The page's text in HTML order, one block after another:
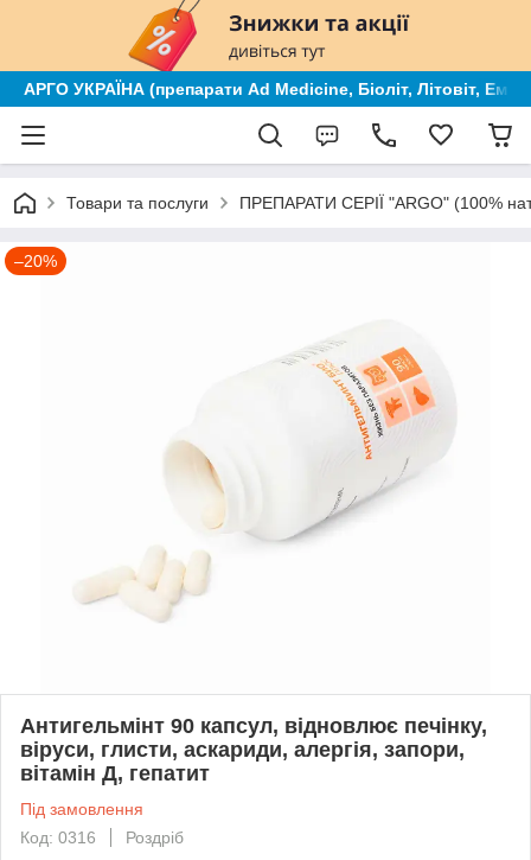
АРГО УКРАЇНА (препарати Ad Medicine, Біоліт, Літовіт, Ем
Товари та послуги ПРЕПАРАТИ СЕРІЇ "ARGO" (100%
–20%
Антигельмінт 90 капсул, відновлює печінку,
віруси, глисти, аскариди, алергія, запори,
вітамін Д, гепатит
Під замовлення
Код: 0316
Роздріб